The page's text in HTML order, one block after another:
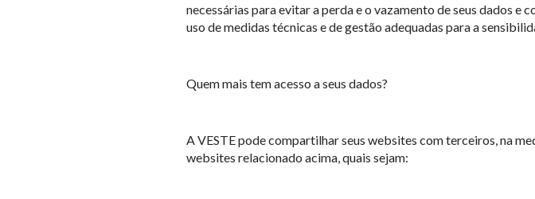
necessárias para evitar a perda e o vazamento de seus dados
uso de medidas técnicas e de gestão adequadas para a
Quem mais tem acesso a seus dados?
A VESTE pode compartilhar seus websites com terceiros, na
websites relacionado acima, quais sejam: